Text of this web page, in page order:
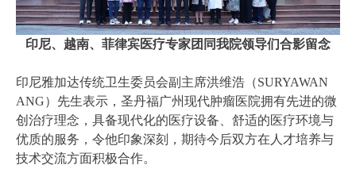
印尼、越南、菲律宾医疗专家团同我院领导们合影留念
印尼雅加达传统卫生委员会副主席洪维浩（SURYAWAN
ANG）先生表示，圣丹福广州现代肿瘤医院拥有先进的微
创治疗理念，具备现代化的医疗设备、舒适的医疗环境与
优质的服务，令他印象深刻，期待今后双方在人才培养与
技术交流方面积极合作。